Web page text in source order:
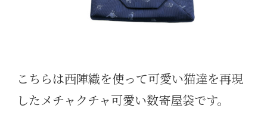
こちらは西陣織を使って可愛い猫達を再現
したメチャクチャ可愛い数寄屋袋です。